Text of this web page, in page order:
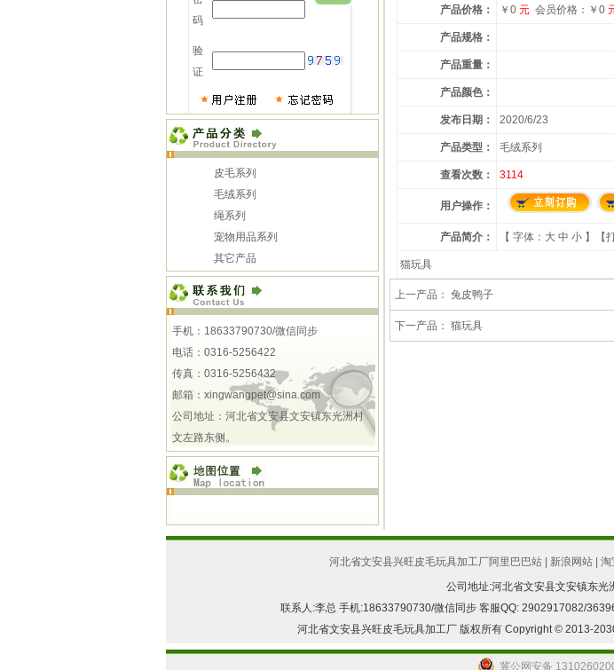
码
验
证
皮毛系列
毛绒系列
绳系列
宠物用品系列
其它产品
手机：18633790730/微信同步
电话：0316-5256422
传真：0316-5256432
邮箱： xingwangpet@sina.com
公司地址：河北省文安县文安镇东光洲村
文左路东侧。
产品价格： ￥0 元会员价格：￥0
产品规格：
产品重量：
产品颜色：
发布日期： 2020/6/23
产品类型： 毛绒系列
查看次数： 3114
用户操作：
产品简介： 【 字体： 大 中 小】【
猫玩具
上一产品： 兔皮鸭子
下一产品： 猫玩具
河北省文安县兴旺皮毛玩具加工厂阿里巴巴站 新浪网站 淘
公司地址:河北省文安县文安镇东光
联系人:李总 手机:18633790730/微信同步 客服QQ: 2902917082/
河北省文安县兴旺皮毛玩具加工厂 版权所有 Copyright © 2013-
冀公网安备